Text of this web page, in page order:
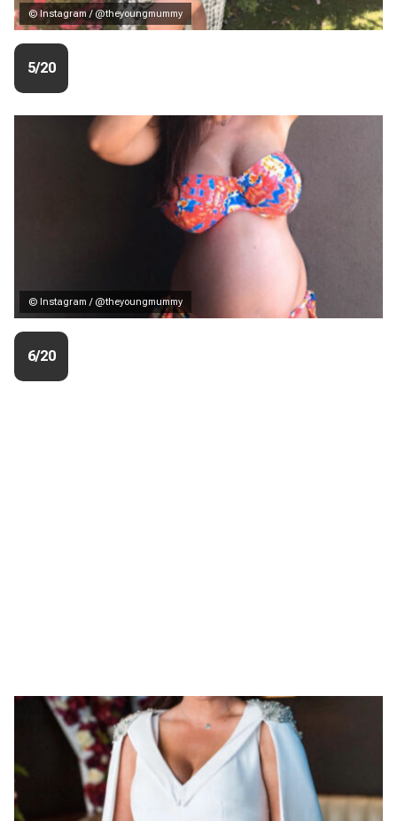
© Instagram / @theyoungmummy
5/20
© Instagram / @theyoungmummy
6/20